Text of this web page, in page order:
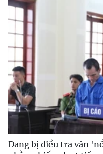
Đang bị điều tra vẫn